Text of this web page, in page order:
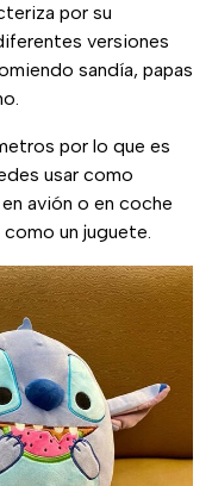
por su
versiones
sandía, papas
por lo que es
usar como
avión o en coche
un juguete.